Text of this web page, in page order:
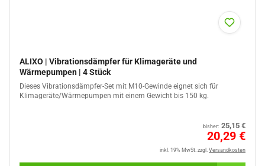
ALIXO | Vibrationsdämpfer für Klimageräte und
Wärmepumpen | 4 Stück
Dieses Vibrationsdämpfer-Set mit M10-Gewinde eignet sich für
Klimageräte/Wärmepumpen mit einem Gewicht bis 150 kg.
bisher: 25,15 €
20,29 €
inkl. 19% MwSt. zzgl. Versandkosten